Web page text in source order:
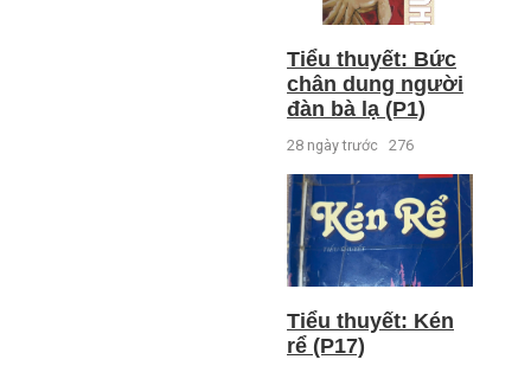
Tiểu thuyết: Bức
chân dung người
đàn bà lạ (P1)
28 ngày trước 276
Tiểu thuyết: Kén
rể (P17)